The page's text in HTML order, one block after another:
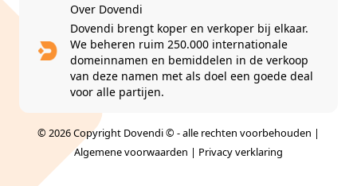
Over Dovendi
Dovendi brengt koper en verkoper bij elkaar.
We beheren ruim 250.000 internationale
domeinnamen en bemiddelen in de verkoop
van deze namen met als doel een goede deal
voor alle partijen.
© 2026 Copyright Dovendi © - alle rechten voorbehouden |
Algemene voorwaarden | Privacy verklaring